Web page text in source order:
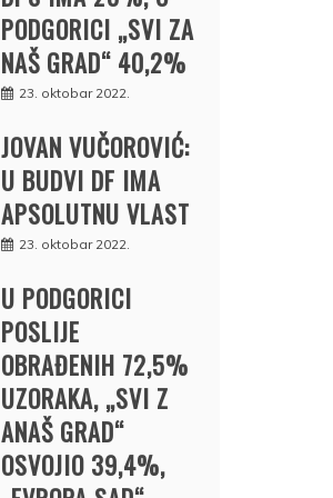
PODGORICI „SVI ZA
NAŠ GRAD“ 40,2%
23. oktobar 2022.
JOVAN VUČOROVIĆ:
U BUDVI DF IMA
APSOLUTNU VLAST
23. oktobar 2022.
U PODGORICI
POSLIJE
OBRAĐENIH 72,5%
UZORAKA, „SVI Z
ANAŠ GRAD“
OSVOJIO 39,4%,